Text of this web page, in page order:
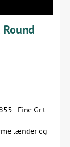
- Fine Grit -
tænder og